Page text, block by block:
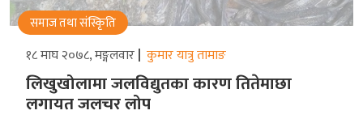
समाज तथा संस्किृति
१८ माघ २०७८, मङ्गलवार कुमार यात्रु तामाङ
लिखुखोलामा जलविद्युतका कारण तितेमाछा
लगायत जलचर लोप